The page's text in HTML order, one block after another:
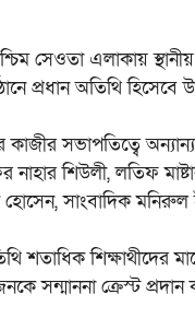
সেওতা এলাকায়
প্রধান অতিথি
সভাপতিত্বে
শিউলী, লতিফ
হোসেন, সাংবাদিক
শতাধিক শিক্ষাথীদের
সন্মাননা ক্রেস্ট প্রদান